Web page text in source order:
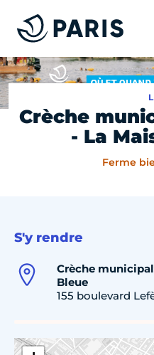
Crèche
- La
Ferme
S'y rendre
Crèche
Bleue
155 boulevard